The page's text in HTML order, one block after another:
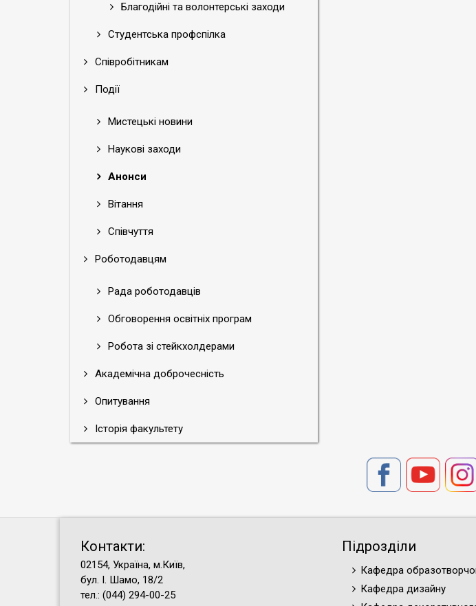
Благодійні та волонтерські заходи
Студентська профспілка
Співробітникам
Події
Мистецькі новини
Наукові заходи
Анонси
Вітання
Співчуття
Роботодавцям
Рада роботодавців
Обговорення освітніх програм
Робота зі стейкхолдерами
Академічна доброчесність
Опитування
Історія факультету
Контакти:
02154, Україна, м.Київ,
бул. І. Шамо, 18/2
тел.: (044) 294-00-25
Підрозділи
Кафедра
Кафедра дизайну